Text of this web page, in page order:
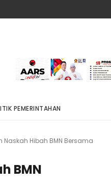
PEMERINTAHAN
Naskah Hibah BMN Bersama
BMN